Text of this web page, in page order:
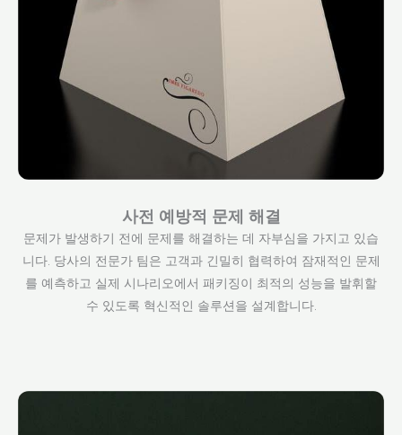
사전 예방적 문제 해결
문제가 발생하기 전에 문제를 해결하는 데 자부심을 가지고 있습
니다. 당사의 전문가 팀은 고객과 긴밀히 협력하여 잠재적인 문제
를 예측하고 실제 시나리오에서 패키징이 최적의 성능을 발휘할
수 있도록 혁신적인 솔루션을 설계합니다.